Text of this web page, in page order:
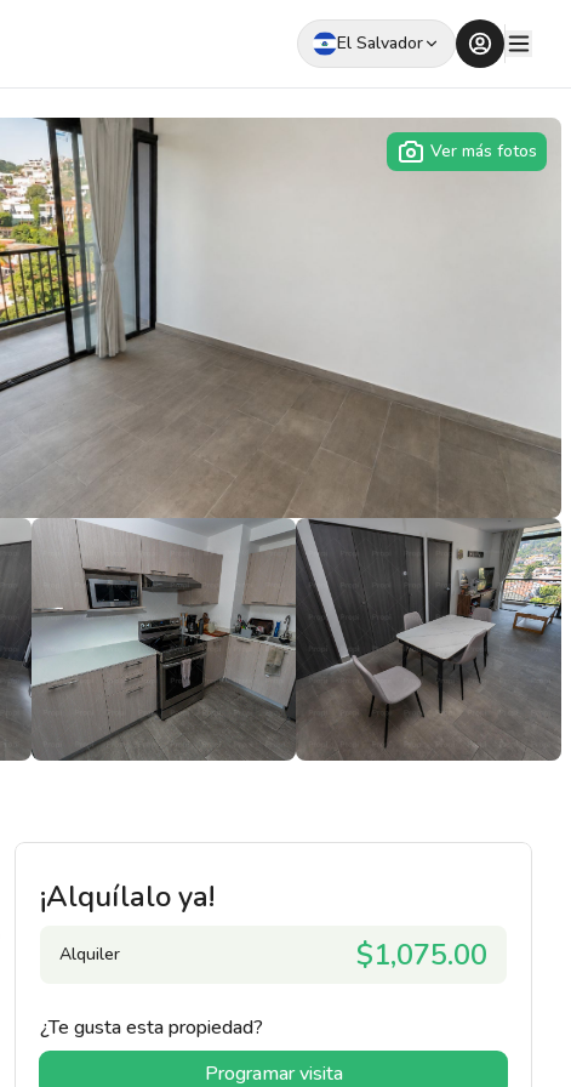
El Salvador
Ver más fotos
¡Alquílalo ya!
Alquiler $1,075.00
¿Te gusta esta propiedad?
Programar visita